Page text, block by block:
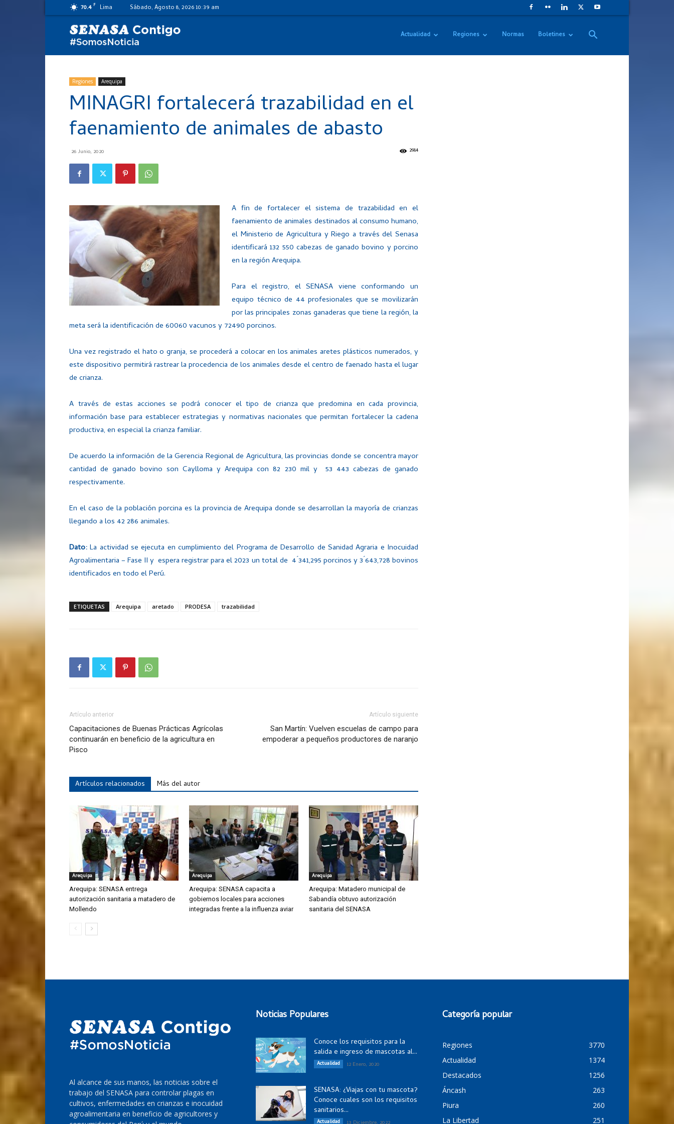
70.4 F Lima Sábado, Agosto 8, 2026 10:39 am
Actualidad Regiones Normas Boletines
Regiones Arequipa
MINAGRI fortalecerá trazabilidad en el
faenamiento de animales de abasto
26 Junio, 2020 2914
A fin de fortalecer el sistema de trazabilidad en el
faenamiento de animales destinados al consumo humano,
el Ministerio de Agricultura y Riego a través del Senasa
identificará 132 550 cabezas de ganado bovino y porcino
en la región Arequipa.
Para el registro, el SENASA viene conformando un
equipo técnico de 44 profesionales que se movilizarán
por las principales zonas ganaderas que tiene la región, la
meta será la identificación de 60060 vacunos y 72490 porcinos.
Una vez registrado el hato o granja, se procederá a colocar en los animales aretes plásticos numerados, y
este dispositivo permitirá rastrear la procedencia de los animales desde el centro de faenado hasta el lugar
de crianza.
A través de estas acciones se podrá conocer el tipo de crianza que predomina en cada provincia,
información base para establecer estrategias y normativas nacionales que permitan fortalecer la cadena
productiva, en especial la crianza familiar.
De acuerdo la información de la Gerencia Regional de Agricultura, las provincias donde se concentra mayor
cantidad de ganado bovino son Caylloma y Arequipa con 82 230 mil y 53 443 cabezas de ganado
respectivamente.
En el caso de la población porcina es la provincia de Arequipa donde se desarrollan la mayoría de crianzas
llegando a los 42 286 animales.
Dato: La actividad se ejecuta en cumplimiento del Programa de Desarrollo de Sanidad Agraria e Inocuidad
Agroalimentaria – Fase II y espera registrar para el 2023 un total de 4 ́341,295 porcinos y 3 ́643,728 bovinos
identificados en todo el Perú.
ETIQUETAS Arequipa aretado PRODESA trazabilidad
Artículo anterior
Capacitaciones de Buenas Prácticas Agrícolas
continuarán en beneficio de la agricultura en
Pisco
Artículo siguiente
San Martín: Vuelven escuelas de campo para
empoderar a pequeños productores de naranjo
Artículos relacionados Más del autor
Arequipa
Arequipa: SENASA entrega
autorización sanitaria a matadero de
Mollendo
Arequipa
Arequipa: SENASA capacita a
gobiernos locales para acciones
integradas frente a la influenza aviar
Arequipa
Arequipa: Matadero municipal de
Sabandía obtuvo autorización
sanitaria del SENASA
Al alcance de sus manos, las noticias sobre el
trabajo del SENASA para controlar plagas en
cultivos, enfermedades en crianzas e inocuidad
agroalimentaria en beneficio de agricultores y
Noticias Populares
Conoce los requisitos para la
salida e ingreso de mascotas al...
Actualidad 12 Enero, 2020
SENASA: ¿Viajas con tu mascota?
Conoce cuales son los requisitos
sanitarios...
Actualidad
Categoría popular
Regiones
3770
Actualidad
1374
Destacados
1256
Áncash
263
Piura
260
La Libertad
251